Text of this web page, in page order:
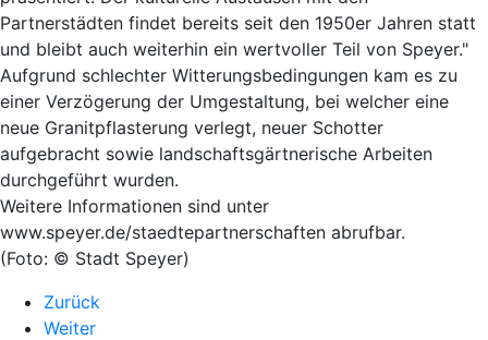
Partnerstädten findet bereits seit den 1950er Jahren statt
und bleibt auch weiterhin ein wertvoller Teil von Speyer."
Aufgrund schlechter Witterungsbedingungen kam es zu
einer Verzögerung der Umgestaltung, bei welcher eine
neue Granitpflasterung verlegt, neuer Schotter
aufgebracht sowie landschaftsgärtnerische Arbeiten
durchgeführt wurden.
Weitere Informationen sind unter
www.speyer.de/staedtepartnerschaften abrufbar.
(Foto: © Stadt Speyer)
Zurück
Weiter